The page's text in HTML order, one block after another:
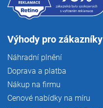
Výhody pro zákazníky
Náhradní plnění
Doprava a platba
Nákup na firmu
Cenové nabídky na míru